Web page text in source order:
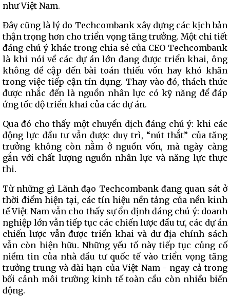
như Việt Nam.
Đây cũng là lý do Techcombank xây dựng các kịch bản
thận trọng hơn cho triển vọng tăng trưởng. Một chi tiết
đáng chú ý khác trong chia sẻ của CEO Techcombank
là khi nói về các dự án lớn đang được triển khai, ông
không đề cập đến bài toán thiếu vốn hay khó khăn
trong việc tiếp cận tín dụng. Thay vào đó, thách thức
được nhắc đến là nguồn nhân lực có kỹ năng để đáp
ứng tốc độ triển khai của các dự án.
Qua đó cho thấy một chuyển dịch đáng chú ý: khi các
động lực đầu tư vẫn được duy trì, “nút thắt” của tăng
trưởng không còn nằm ở nguồn vốn, mà ngày càng
gắn với chất lượng nguồn nhân lực và năng lực thực
thi.
Từ những gì Lãnh đạo Techcombank đang quan sát ở
thời điểm hiện tại, các tín hiệu nền tảng của nền kinh
tế Việt Nam vẫn cho thấy sự ổn định đáng chú ý: doanh
nghiệp lớn vẫn tiếp tục các chiến lược đầu tư, các dự án
chiến lược vẫn được triển khai và dư địa chính sách
vẫn còn hiện hữu. Những yếu tố này tiếp tục củng cố
niềm tin của nhà đầu tư quốc tế vào triển vọng tăng
trưởng trung và dài hạn của Việt Nam - ngay cả trong
bối cảnh môi trường kinh tế toàn cầu còn nhiều biến
động.